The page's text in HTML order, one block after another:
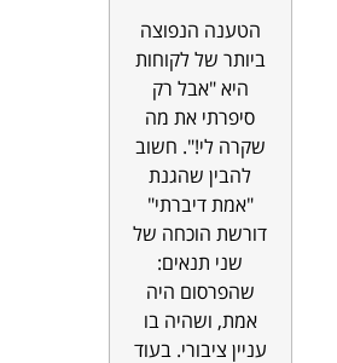
הטענה הנפוצה
ביותר של לקוחות
היא "אבל רק
סיפרתי את מה
שקרה לי!". חשוב
להבין שהגנת
"אמת דיברתי"
דורשת הוכחה של
שני תנאים:
שהפרסום היה
אמת, ושהיה בו
עניין ציבורי. בעוד